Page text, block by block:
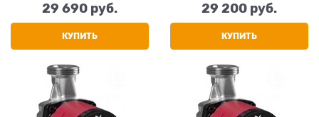
29 690 руб.
КУПИТЬ
29 200 руб.
КУПИТЬ